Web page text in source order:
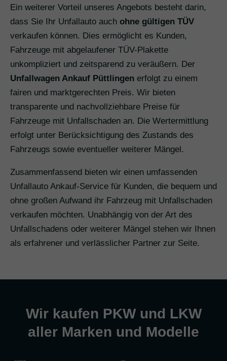
Ein weiterer Vorteil unseres Angebots besteht darin,
dass Sie Ihr Unfallauto auch ohne gültigen TÜV
verkaufen können. Dies ermöglicht es Kunden,
Fahrzeuge mit abgelaufener TÜV-Plakette
unkompliziert und zeitsparend zu veräußern. Der
Unfallwagen Ankauf Püttlingen erfolgt zu einem
fairen und marktgerechten Preis. Wir bieten
transparente und nachvollziehbare Preise für
Fahrzeuge mit Unfallschaden an. Die Wertermittlung
erfolgt unter Berücksichtigung des Zustands des
Fahrzeugs sowie eventueller weiterer Mängel.
Zusammenfassend bieten wir einen umfassenden
Unfallauto Ankauf-Service für Kunden, die bequem und
ohne großen Aufwand ihr Fahrzeug mit Unfallschaden
verkaufen möchten. Unabhängig von der Art des
Unfallschadens oder weiterer Mängel stehen wir Ihnen
als erfahrener und verlässlicher Partner zur Seite.
Wir kaufen PKW und LKW
aller Marken und Modelle